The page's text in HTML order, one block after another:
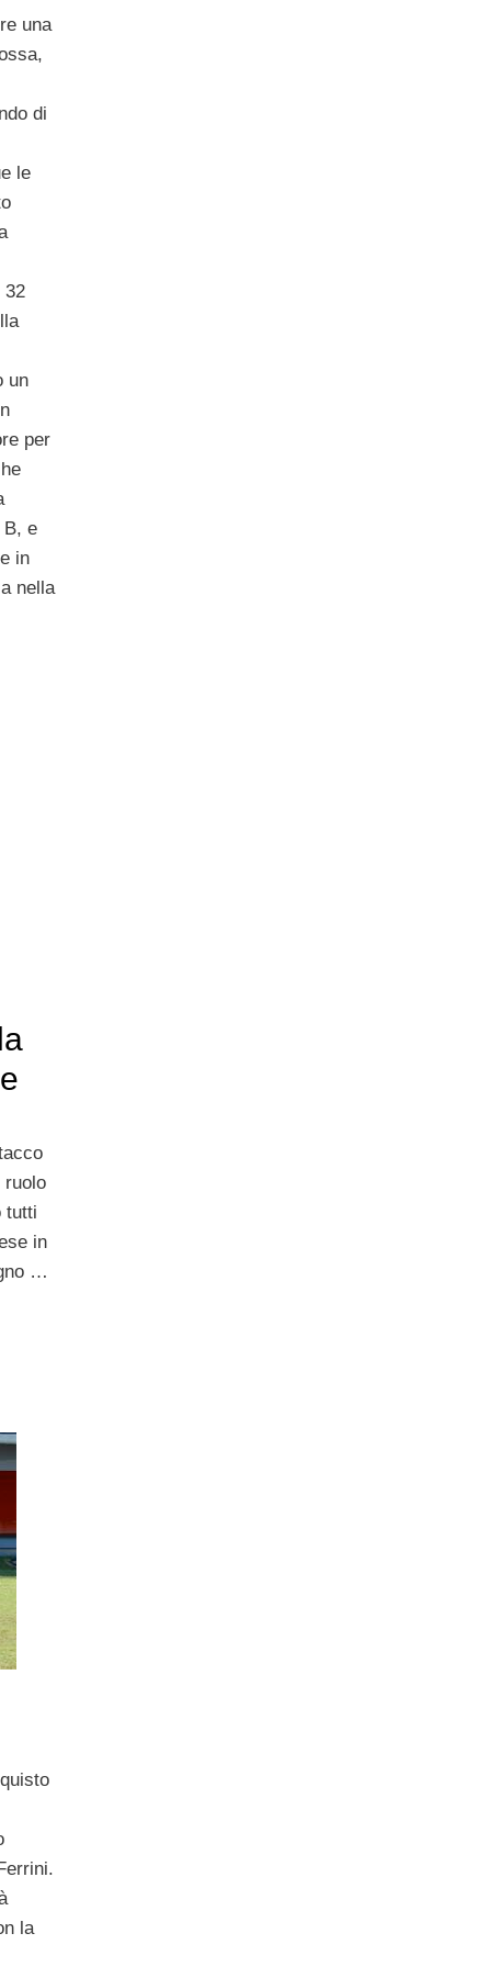
una
di
le
32
un
per
B, e
in
nella
ruolo
tutti
in
…
la